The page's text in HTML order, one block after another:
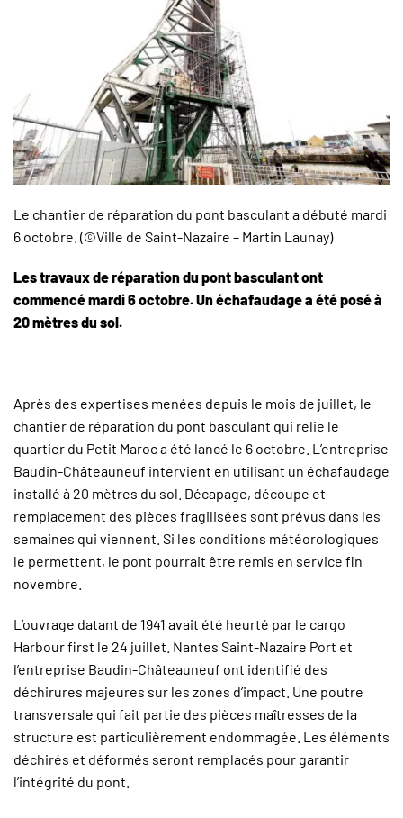
Le chantier de réparation du pont basculant a débuté mardi
6 octobre. (©Ville de Saint-Nazaire – Martin Launay)
Les travaux de réparation du pont basculant ont
commencé mardi 6 octobre. Un échafaudage a été posé à
20 mètres du sol.
Après des expertises menées depuis le mois de juillet, le
chantier de réparation du pont basculant qui relie le
quartier du Petit Maroc a été lancé le 6 octobre. L’entreprise
Baudin-Châteauneuf intervient en utilisant un échafaudage
installé à 20 mètres du sol. Décapage, découpe et
remplacement des pièces fragilisées sont prévus dans les
semaines qui viennent. Si les conditions météorologiques
le permettent, le pont pourrait être remis en service fin
novembre.
L’ouvrage datant de 1941 avait été heurté par le cargo
Harbour first le 24 juillet. Nantes Saint-Nazaire Port et
l’entreprise Baudin-Châteauneuf ont identifié des
déchirures majeures sur les zones d’impact. Une poutre
transversale qui fait partie des pièces maîtresses de la
structure est particulièrement endommagée. Les éléments
déchirés et déformés seront remplacés pour garantir
l’intégrité du pont.